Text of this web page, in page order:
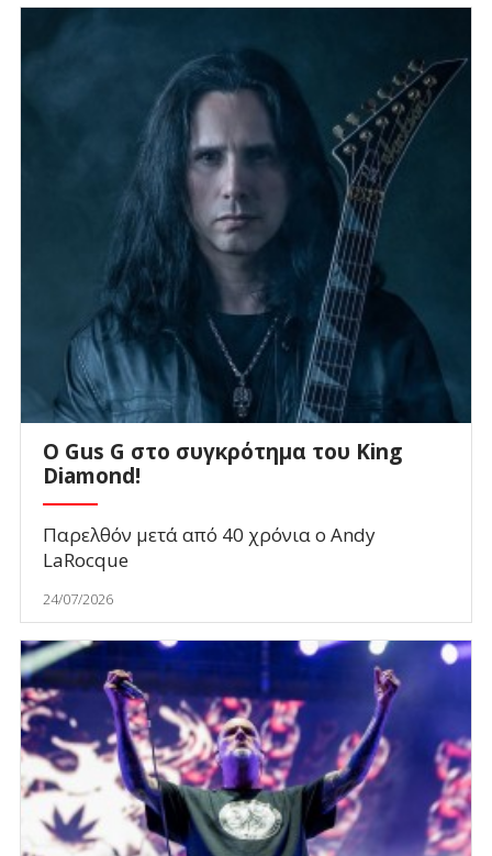
O Gus G στο συγκρότημα του King
Diamond!
Παρελθόν μετά από 40 χρόνια ο Andy
LaRocque
24/07/2026